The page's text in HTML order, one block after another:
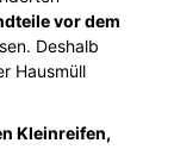
vor dem
Deshalb
Hausmüll
Kleinreifen,